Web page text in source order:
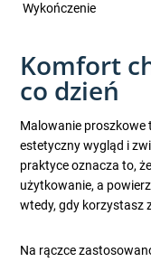
Wykończenie
Komfort
co dzień
Malowanie
estetyczny wygląd i
praktyce oznacza to,
użytkowanie, a
wtedy, gdy korzystasz
Na rączce